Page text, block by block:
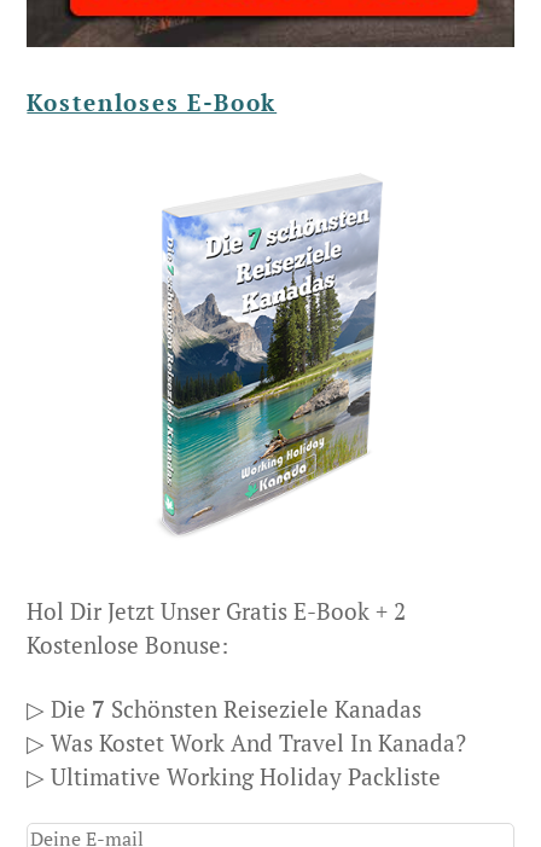
Kostenloses E-Book
Hol Dir Jetzt Unser Gratis E-Book + 2
Kostenlose Bonuse:
▷ Die 7 Schönsten Reiseziele Kanadas
▷ Was Kostet Work And Travel In Kanada?
▷ Ultimative Working Holiday Packliste